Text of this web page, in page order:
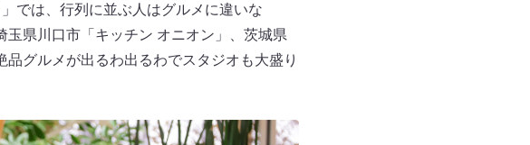
では、行列に並ぶ人はグルメに違いな
県川口市「キッチン オニオン」、茨城県
グルメが出るわ出るわでスタジオも大盛り